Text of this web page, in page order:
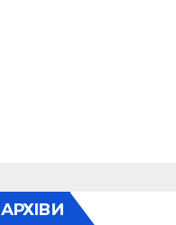
АРХІВИ